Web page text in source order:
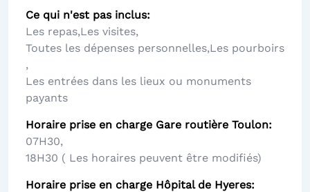
Ce qui n'est pas inclus
Les repas,Les visites,
Toutes les dépenses personnelles,Les pourboirs
,
Les entrées dans les lieux ou monuments
payants
Horaire prise en charge Gare routière Toulon
07H30,
18H30 ( Les horaires peuvent être modifiés)
Horaire prise en charge Hôpital de Hyeres